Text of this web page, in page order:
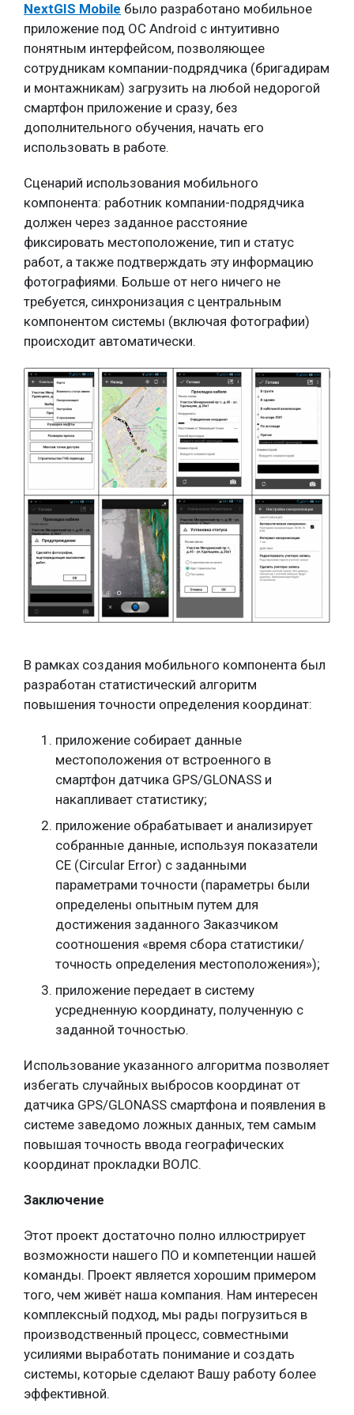
NextGIS Mobile было разработано мобильное
приложение под ОС Android с интуитивно
понятным интерфейсом, позволяющее
сотрудникам компании-подрядчика (бригадирам
и монтажникам) загрузить на любой недорогой
смартфон приложение и сразу, без
дополнительного обучения, начать его
использовать в работе.
Сценарий использования мобильного
компонента: работник компании-подрядчика
должен через заданное расстояние
фиксировать местоположение, тип и статус
работ, а также подтверждать эту информацию
фотографиями. Больше от него ничего не
требуется, синхронизация с центральным
компонентом системы (включая фотографии)
происходит автоматически.
В рамках создания мобильного компонента был
разработан статистический алгоритм
повышения точности определения координат:
приложение собирает данные
местоположения от встроенного в
смартфон датчика GPS/GLONASS и
накапливает статистику;
приложение обрабатывает и анализирует
собранные данные, используя показатели
CE (Circular Error) с заданными
параметрами точности (параметры были
определены опытным путем для
достижения заданного Заказчиком
соотношения «время сбора статистики/
точность определения местоположения»);
приложение передает в систему
усредненную координату, полученную с
заданной точностью.
Использование указанного алгоритма позволяет
избегать случайных выбросов координат от
датчика GPS/GLONASS смартфона и появления в
системе заведомо ложных данных, тем самым
повышая точность ввода географических
координат прокладки ВОЛС.
Заключение
Этот проект достаточно полно иллюстрирует
возможности нашего ПО и компетенции нашей
команды. Проект является хорошим примером
того, чем живёт наша компания. Нам интересен
комплексный подход, мы рады погрузиться в
производственный процесс, совместными
усилиями выработать понимание и создать
системы, которые сделают Вашу работу более
эффективной.